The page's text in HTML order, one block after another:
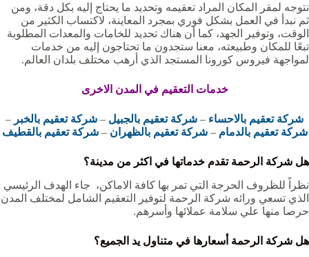
نتوجه لمقر المكان المراد تعقيمه وتحديد ما يحتاج إليه بكل دقة، ومن
ثم نبدأ في العمل بشكل فوري بمجرد المعاينة، لاكتساب الكثير من
الوقت، وتوفير الجهد، كما أن هناك تحديد للخامات والمعدات المطلوبة
تبعًا للمكان وطبيعته، معنا ستجدون ما تحتاجون إليه من خدمات
لمواجهة فيروس كورونا المستجد الذي أرهب مختلف بلدان العالم.
خدمات التعقيم في المدن الاخرى
شركة تعقيم بالاحساء – شركة تعقيم بالجبيل – شركة تعقيم بالخبر –
شركة تعقيم بالدمام –شركة تعقيم بالظهران –شركة تعقيم بالقطيف
هل شركة الرحمة تقدم خدماتها في اكثر من مدينة؟
نظراً للظروف الحرجة التي تمر بها كافة الاماكن، جاء الهدف الرئيسي
الذي تسعي ورائه شركة الرحمة لتوفير التعقيم الشامل لمختلف المدن
حرصا منها علي سلامة عملائها وأسرهم.
هل شركة الرحمة أسعارها في متناول يد الجميع؟